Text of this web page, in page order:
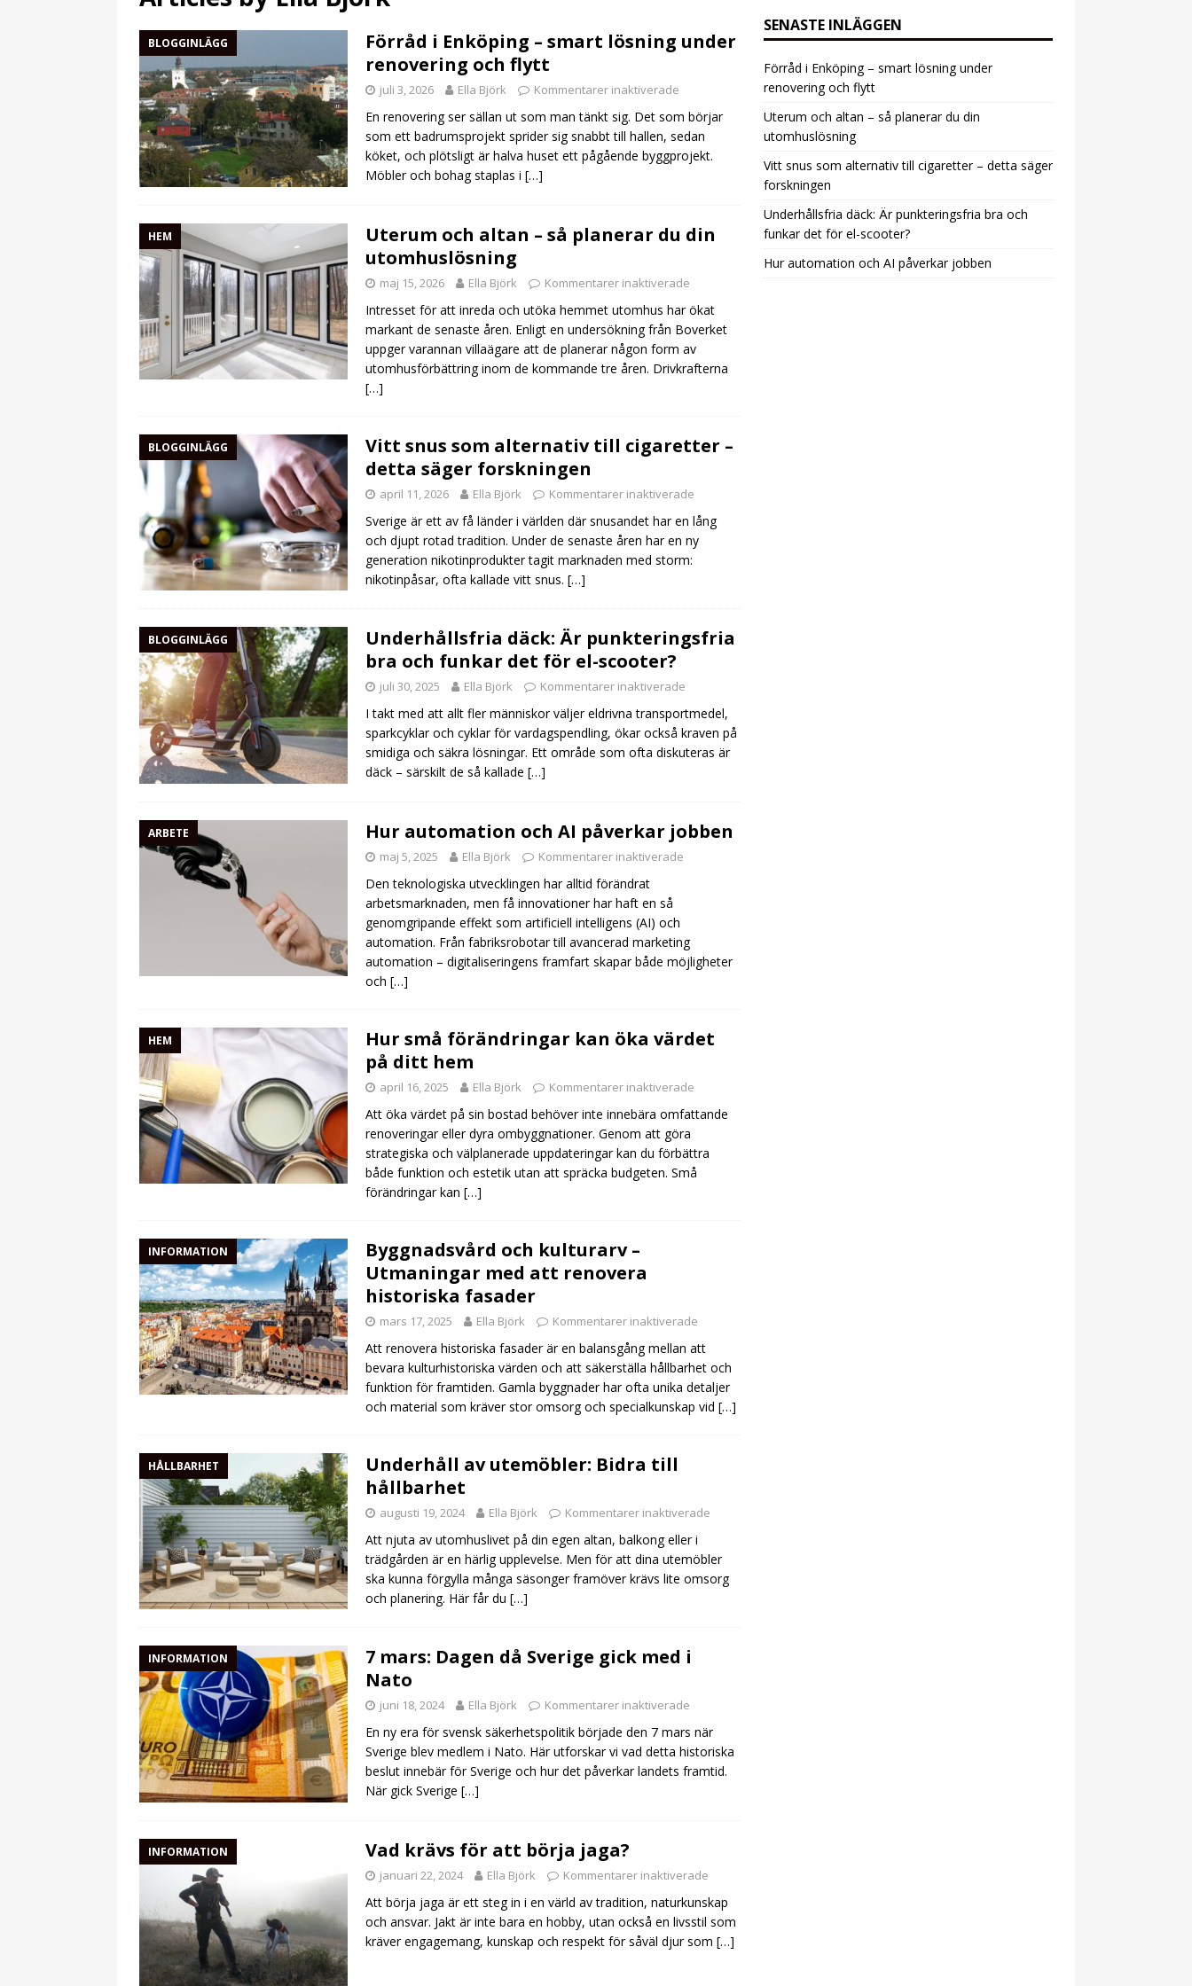
BLOGGINLÄGG
Förråd i Enköping – smart lösning under
renovering och flytt
juli 3, 2026 Ella Björk Kommentarer inaktiverade
En renovering ser sällan ut som man tänkt sig. Det som börjar
som ett badrumsprojekt sprider sig snabbt till hallen, sedan
köket, och plötsligt är halva huset ett pågående byggprojekt.
Möbler och bohag staplas i […]
HEM
Uterum och altan – så planerar du din
utomhuslösning
maj 15, 2026 Ella Björk Kommentarer inaktiverade
Intresset för att inreda och utöka hemmet utomhus har ökat
markant de senaste åren. Enligt en undersökning från Boverket
uppger varannan villaägare att de planerar någon form av
utomhusförbättring inom de kommande tre åren. Drivkrafterna
[…]
BLOGGINLÄGG
Vitt snus som alternativ till cigaretter –
detta säger forskningen
april 11, 2026 Ella Björk Kommentarer inaktiverade
Sverige är ett av få länder i världen där snusandet har en lång
och djupt rotad tradition. Under de senaste åren har en ny
generation nikotinprodukter tagit marknaden med storm:
nikotinpåsar, ofta kallade vitt snus. […]
BLOGGINLÄGG
Underhållsfria däck: Är punkteringsfria
bra och funkar det för el-scooter?
juli 30, 2025 Ella Björk Kommentarer inaktiverade
I takt med att allt fler människor väljer eldrivna transportmedel,
sparkcyklar och cyklar för vardagspendling, ökar också kraven på
smidiga och säkra lösningar. Ett område som ofta diskuteras är
däck – särskilt de så kallade […]
ARBETE Hur automation och AI påverkar jobben
maj 5, 2025 Ella Björk Kommentarer inaktiverade
Den teknologiska utvecklingen har alltid förändrat
arbetsmarknaden, men få innovationer har haft en så
genomgripande effekt som artificiell intelligens (AI) och
automation. Från fabriksrobotar till avancerad marketing
automation – digitaliseringens framfart skapar både möjligheter
och […]
HEM
Hur små förändringar kan öka värdet
på ditt hem
april 16, 2025 Ella Björk Kommentarer inaktiverade
Att öka värdet på sin bostad behöver inte innebära omfattande
renoveringar eller dyra ombyggnationer. Genom att göra
strategiska och välplanerade uppdateringar kan du förbättra
både funktion och estetik utan att spräcka budgeten. Små
förändringar kan […]
INFORMATION
Byggnadsvård och kulturarv –
Utmaningar med att renovera
historiska fasader
mars 17, 2025 Ella Björk Kommentarer inaktiverade
Att renovera historiska fasader är en balansgång mellan att
bevara kulturhistoriska värden och att säkerställa hållbarhet och
funktion för framtiden. Gamla byggnader har ofta unika detaljer
och material som kräver stor omsorg och specialkunskap vid […]
HÅLLBARHET
Underhåll av utemöbler: Bidra till
hållbarhet
augusti 19, 2024 Ella Björk Kommentarer inaktiverade
Att njuta av utomhuslivet på din egen altan, balkong eller i
trädgården är en härlig upplevelse. Men för att dina utemöbler
ska kunna förgylla många säsonger framöver krävs lite omsorg
och planering. Här får du […]
INFORMATION
7 mars: Dagen då Sverige gick med i
Nato
juni 18, 2024 Ella Björk Kommentarer inaktiverade
En ny era för svensk säkerhetspolitik började den 7 mars när
Sverige blev medlem i Nato. Här utforskar vi vad detta historiska
beslut innebär för Sverige och hur det påverkar landets framtid.
När gick Sverige […]
INFORMATION Vad krävs för att börja jaga?
januari 22, 2024 Ella Björk Kommentarer inaktiverade
Att börja jaga är ett steg in i en värld av tradition, naturkunskap
och ansvar. Jakt är inte bara en hobby, utan också en livsstil som
kräver engagemang, kunskap och respekt för såväl djur som […]
SENASTE INLÄGGEN
Förråd i Enköping – smart lösning under
renovering och flytt
Uterum och altan – så planerar du din
utomhuslösning
Vitt snus som alternativ till cigaretter – detta säger
forskningen
Underhållsfria däck: Är punkteringsfria bra och
funkar det för el-scooter?
Hur automation och AI påverkar jobben